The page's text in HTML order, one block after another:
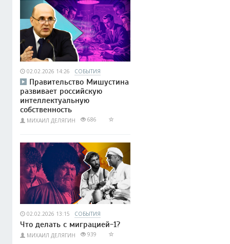
02.02.2026 14:26 СОБЫТИЯ
Правительство Мишустина
развивает российскую
интеллектуальную
собственность
МИХАИЛ ДЕЛЯГИН 686
02.02.2026 13:15 СОБЫТИЯ
Что делать с миграцией-1?
МИХАИЛ ДЕЛЯГИН 939